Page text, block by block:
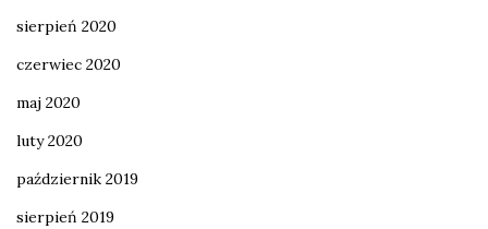
sierpień 2020
czerwiec 2020
maj 2020
luty 2020
październik 2019
sierpień 2019